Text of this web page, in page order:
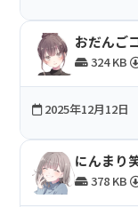
おだんご
324 KB
2025年12月12日
にんまり
378 KB